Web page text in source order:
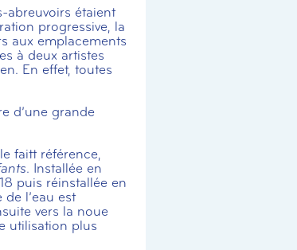
abreuvoirs étaient
progressive, la
aux emplacements
à deux artistes
En effet, toutes
d’une grande
faitt référence,
. Installée en
puis réinstallée en
l’eau est
vers la noue
utilisation plus